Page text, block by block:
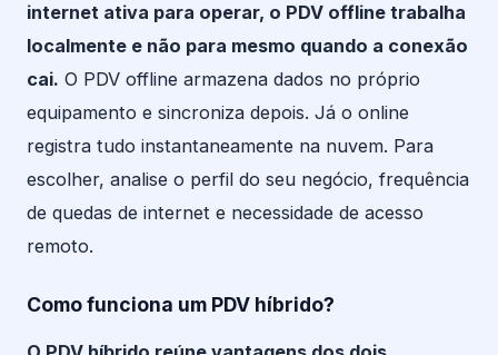
internet ativa para operar, o PDV offline trabalha
localmente e não para mesmo quando a conexão
cai. O PDV offline armazena dados no próprio
equipamento e sincroniza depois. Já o online
registra tudo instantaneamente na nuvem. Para
escolher, analise o perfil do seu negócio, frequência
de quedas de internet e necessidade de acesso
remoto.
Como funciona um PDV híbrido?